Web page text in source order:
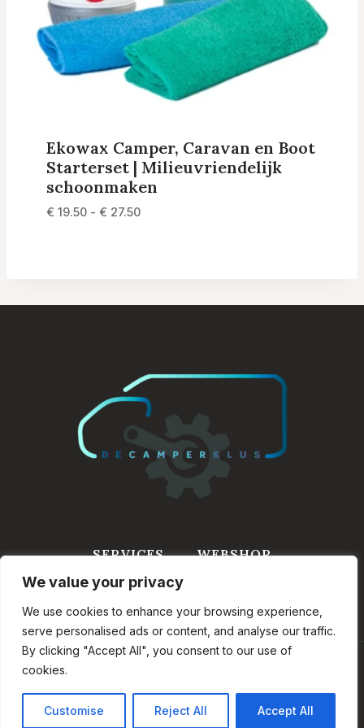
We value your privacy
We use cookies to enhance your browsing experience,
serve personalised ads or content, and analyse our traffic.
By clicking "Accept All", you consent to our use of
cookies.
Customise Reject All Accept All
Ekowax Camper, Caravan en Boot
Starterset | Milieuvriendelijk
schoonmaken
€ 19.50 - € 27.50Prijsklasse:
SERVICES
WEBSHOP
WINKELWAGEN
CONTACT
BV